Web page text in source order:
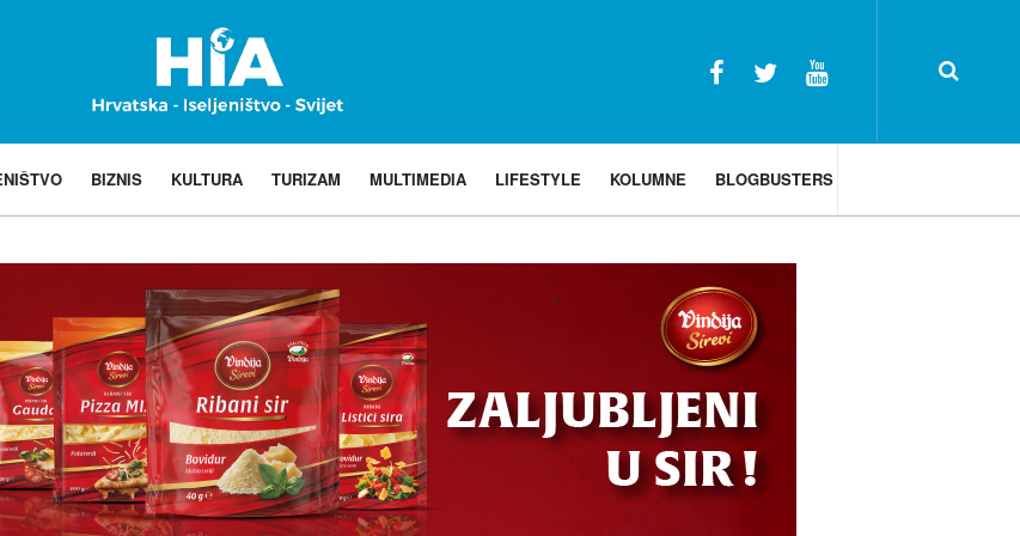
BIZNIS KULTURA TURIZAM MULTIMEDIA LIFESTYLE KOLUMNE BLOGBUSTERS